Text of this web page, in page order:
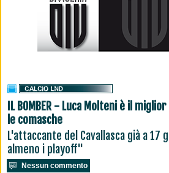
IL BOMBER - Luca Molteni è il
le comasche
L'attaccante del Cavallasca già a 17
almeno i playoff"
Nessun commento